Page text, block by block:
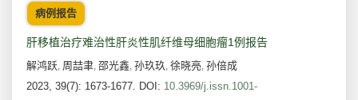
病例报告
肝移植治疗难治性肝炎性肌纤维母细胞瘤1例报告
解鸿跃, 周喆聿, 邵光鑫, 孙玖玖, 徐晓亮, 孙倍成
2023, 39(7): 1673-1677. DOI: 10.3969/j.issn.1001-